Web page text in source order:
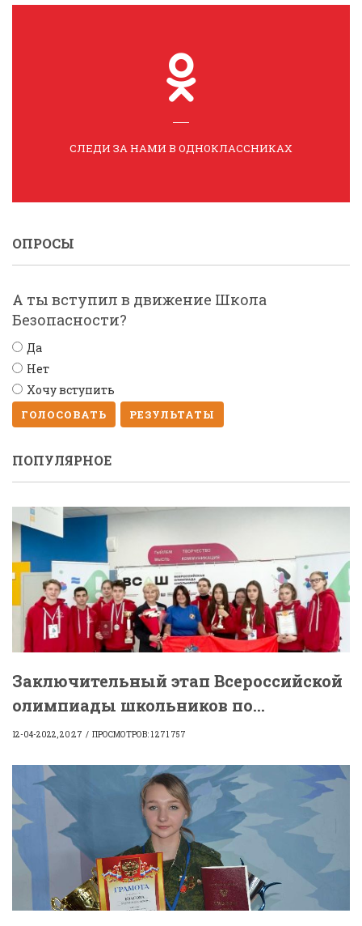
СЛЕДИ ЗА НАМИ В ОДНОКЛАССНИКАХ
ОПРОСЫ
А ты вступил в движение Школа
Безопасности?
Да
Нет
Хочу вступить
ГОЛОСОВАТЬ РЕЗУЛЬТАТЫ
ПОПУЛЯРНОЕ
Заключительный этап Всероссийской
олимпиады школьников по...
12-04-2022, 20:27 ПРОСМОТРОВ: 1 271 757